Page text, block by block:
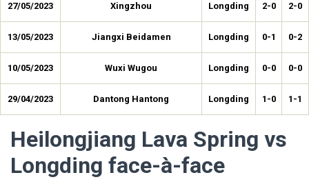
27/05/2023 Xingzhou Longding 2-0 2-0
13/05/2023 Jiangxi Beidamen Longding 0-1 0-2
10/05/2023 Wuxi Wugou Longding 0-0 0-0
29/04/2023 Dantong Hantong Longding 1-0 1-1
Heilongjiang Lava Spring vs
Longding face-à-face